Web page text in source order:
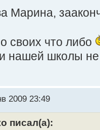
Марина,
своих что либо
нашей школы не
2009 23:49
писал(а):